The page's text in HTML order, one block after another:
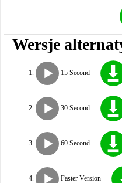
Wersje
15 Second
30 Second
60 Second
Faster Version